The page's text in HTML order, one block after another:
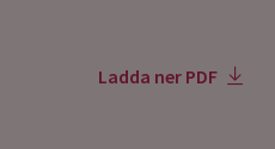
Ladda ner PDF